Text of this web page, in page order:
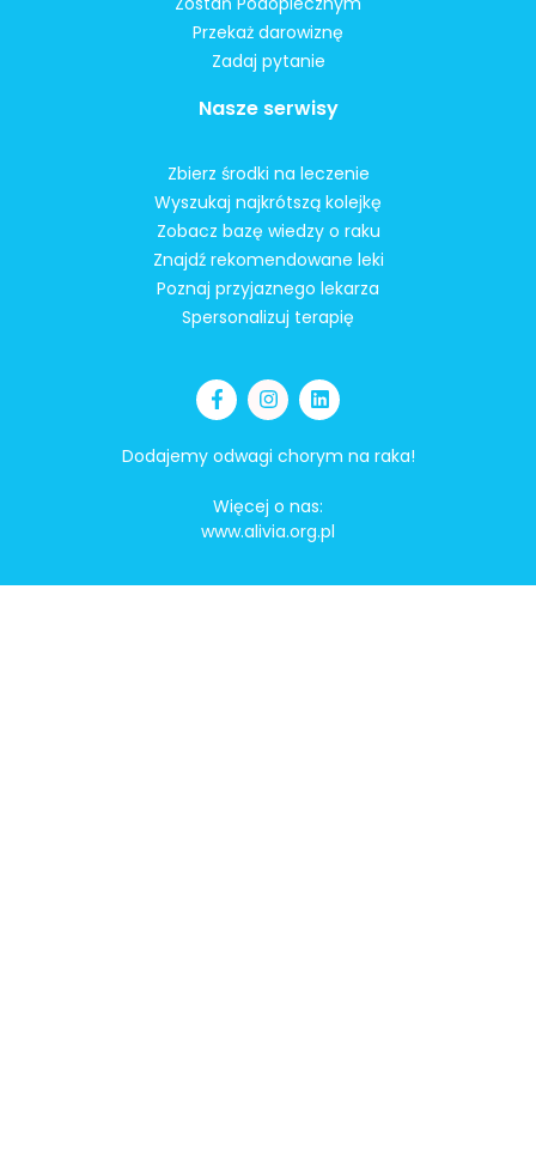
Przekaż darowiznę
Zadaj pytanie
Nasze serwisy
Zbierz środki na leczenie
Wyszukaj najkrótszą kolejkę
Zobacz bazę wiedzy o raku
Znajdź rekomendowane leki
Poznaj przyjaznego lekarza
Spersonalizuj terapię
Dodajemy odwagi chorym na raka!
Więcej o nas:
www.alivia.org.pl